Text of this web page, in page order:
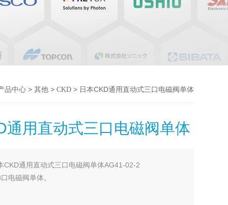
品中心> 其他> CKD> 日本CKD通用直动式三口电磁阀单体
通用直动式三口电磁阀单体
CKD通用直动式三口电磁阀单体AG41-02-2
电磁阀单体。